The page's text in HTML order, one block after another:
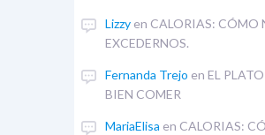
Lizzy en CALORIAS: CÓMO
EXCEDERNOS.
Fernanda Trejo enEL PLATO
BIEN COMER
MariaElisa en CALORIAS: